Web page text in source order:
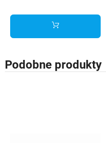
Podobne produkty